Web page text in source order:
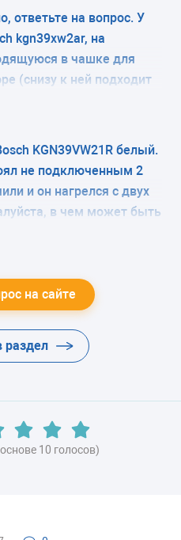
КАМЕРЫ
КАМЕРЫ
Это защита
или что-то типа
эту пленку?
ответьте на вопрос. У
kgn39xw2ar, на
в чашке для
(снизу к ней подходит
резиновым
фильтр и его
или эту
В магазине продавцы
не смогли, в
KGN39VW21R белый.
не подключенным 2
и он нагрелся с двух
в чем может быть
на сайте
раздел
10 голосов)